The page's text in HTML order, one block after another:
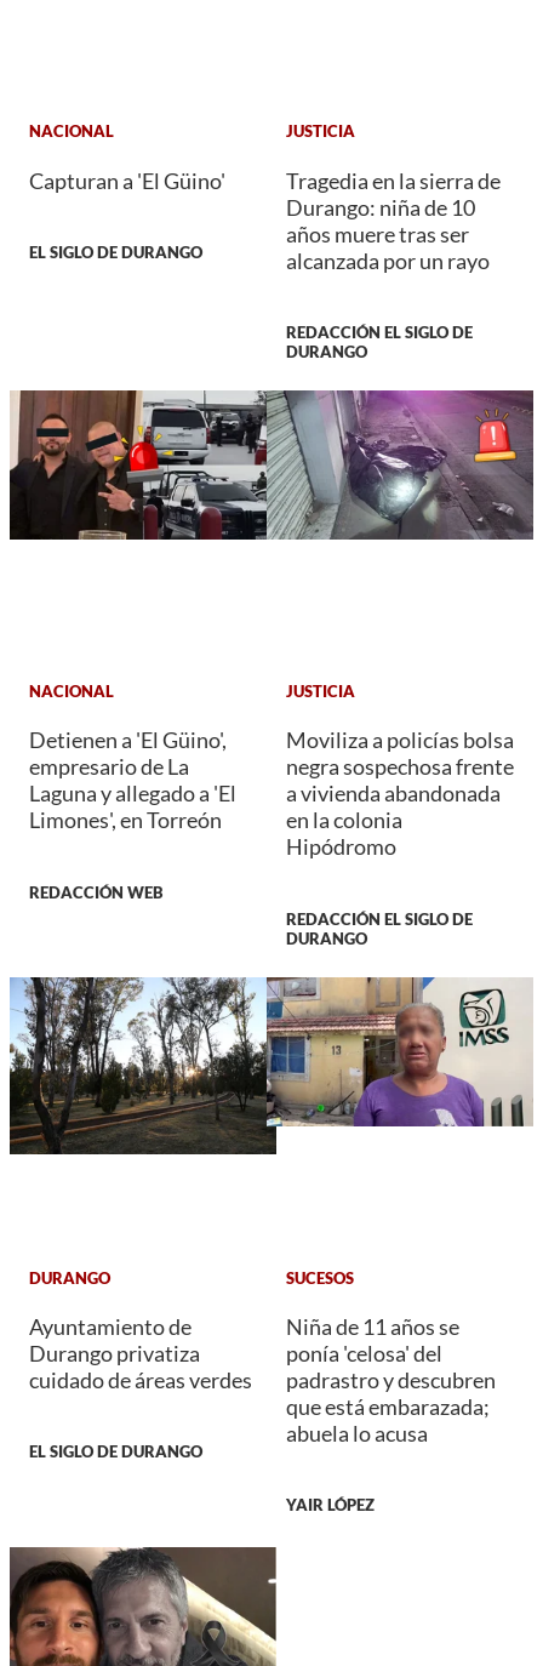
NACIONAL
Capturan a 'El Güino'
EL SIGLO DE DURANGO
JUSTICIA
Tragedia en la sierra de
Durango: niña de 10
años muere tras ser
alcanzada por un rayo
REDACCIÓN EL SIGLO DE
DURANGO
NACIONAL
Detienen a 'El Güino',
empresario de La
Laguna y allegado a 'El
Limones', en Torreón
REDACCIÓN WEB
JUSTICIA
Moviliza a policías bolsa
negra sospechosa frente
a vivienda abandonada
en la colonia
Hipódromo
REDACCIÓN EL SIGLO DE
DURANGO
DURANGO
Ayuntamiento de
Durango privatiza
cuidado de áreas verdes
EL SIGLO DE DURANGO
SUCESOS
Niña de 11 años se
ponía 'celosa' del
padrastro y descubren
que está embarazada;
abuela lo acusa
YAIR LÓPEZ